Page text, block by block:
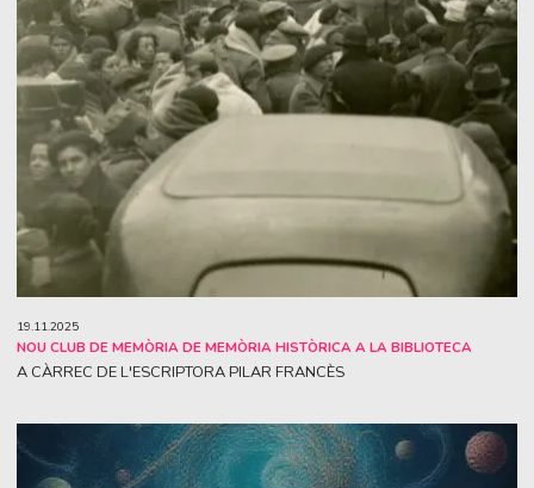
19.11.2025
NOU CLUB DE MEMÒRIA DE MEMÒRIA HISTÒRICA A LA BIBLIOTECA
A CÀRREC DE L'ESCRIPTORA PILAR FRANCÈS